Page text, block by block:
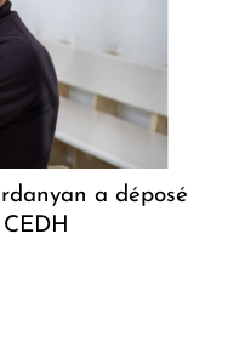
a déposé